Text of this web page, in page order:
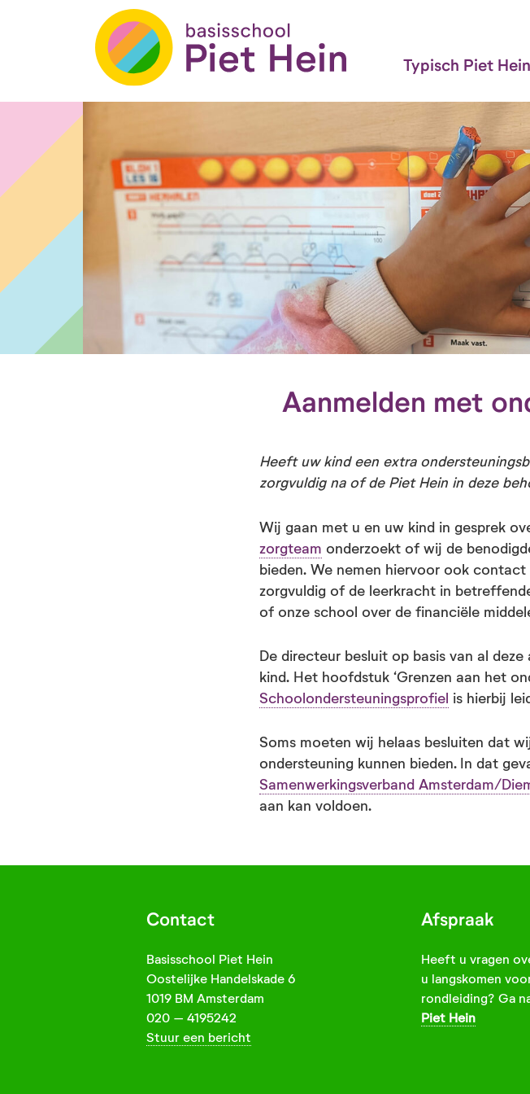
content
Typisch Piet Hein
Aanmelden met
Heeft uw kind een extra
zorgvuldig na of de Piet Hein in deze
Wij gaan met u en uw kind in gesprek
zorgteam onderzoekt of wij de
bieden. We nemen hiervoor ook
zorgvuldig of de leerkracht in
of onze school over de financiële
De directeur besluit op basis van al
kind. Het hoofdstuk ‘Grenzen aan het
Schoolondersteunings­profiel is hierbij
Soms moeten wij helaas besluiten dat
ondersteuning kunnen bieden. In dat
Samenwerkingsverband Amsterdam/
aan kan voldoen.
Contact
Basisschool Piet Hein
Oostelijke Handelskade 6
1019 BM Amsterdam
020 – 4195242
Stuur een bericht
Afspraak
Heeft u vragen
u langskomen
rondleiding? Ga
Piet Hein